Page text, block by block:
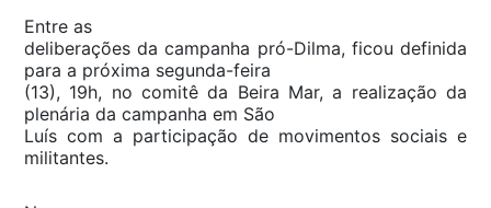
Entre as
deliberações da campanha pró-Dilma, ficou definida
para a próxima segunda-feira
(13), 19h, no comitê da Beira Mar, a realização da
plenária da campanha em São
Luís com a participação de movimentos sociais e
militantes.